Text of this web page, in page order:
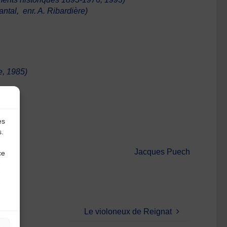
, enr. A. Ribardière)
1985)
Jacques Puech
Le violoneux de Reignat